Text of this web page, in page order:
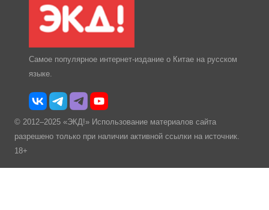
Самое популярное интернет-издание о Китае на русском
языке.
© 2012–2025 «ЭКД!» Использование материалов сайта
разрешено только при наличии активной ссылки на источник.
18+